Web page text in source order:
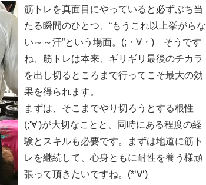
筋トレを真面目にやっていると必ずぶち当
たる瞬間のひとつ、“もうこれ以上挙がらな
い～～汗”という場面。(;・∀・) そうです
ね、筋トレは本来、ギリギリ最後のチカラ
を出し切るところまで行ってこそ最大の効
果を得られます。
まずは、そこまでやり切ろうとする根性
(;'∀')が大切なことと、同時にある程度の経
験とスキルも必要です。まずは地道に筋ト
レを継続して、心身ともに耐性を養う様頑
張って頂きたいですね。(*‘∀‘)